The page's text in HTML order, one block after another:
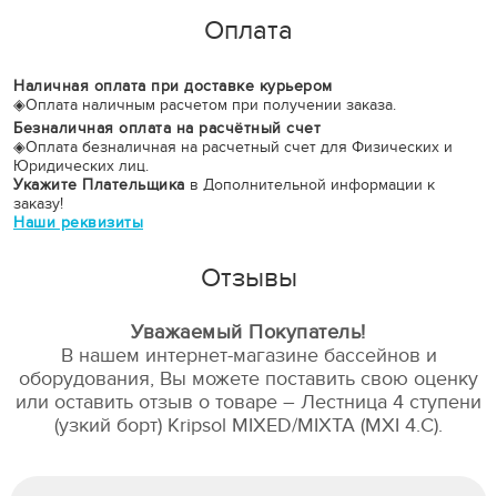
Оплата
Наличная оплата при доставке курьером
◈Оплата наличным расчетом при получении заказа.
Безналичная оплата на расчётный счет
◈Оплата безналичная на расчетный счет для Физических и
Юридических лиц.
Укажите Плательщика в Дополнительной информации к
заказу!
Наши реквизиты
Отзывы
Уважаемый Покупатель!
В нашем интернет-магазине бассейнов и
оборудования, Вы можете поставить свою оценку
или оставить отзыв о товаре – Лестница 4 ступени
(узкий борт) Kripsol MIXED/MIXTA (MXI 4.C).